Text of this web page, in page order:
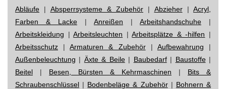
Abläufe | Absperrsysteme & Zubehör | Abzieher| Acryl,
Farben & Lacke | Anreißen | Arbeitshandschuhe |
Arbeitskleidung |Arbeitsleuchten |Arbeitsplätze & -hilfen |
Arbeitsschutz |Armaturen & Zubehör| Aufbewahrung |
Außenbeleuchtung | Äxte & Beile| Baubedarf| Baustoffe|
Beitel | Besen, Bürsten & Kehrmaschinen | Bits &
Schraubenschlüssel | Bodenbeläge & Zubehör| Bohnern &